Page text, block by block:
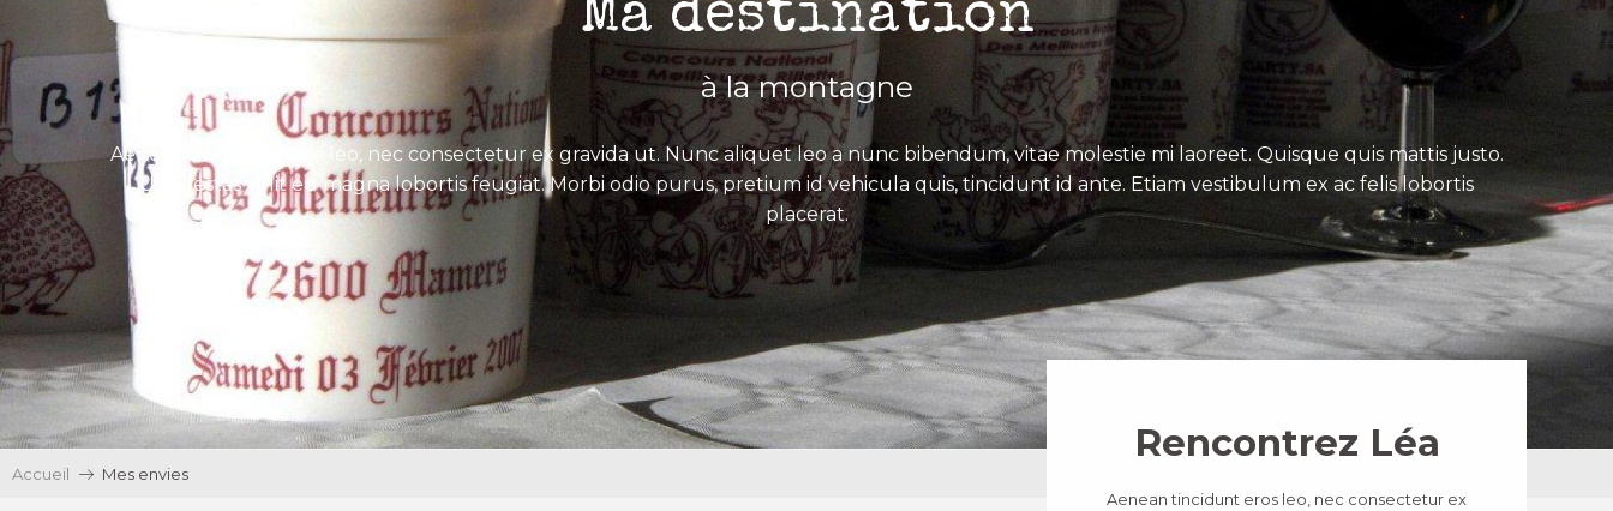
Ma destination
à la montagne
Aenean tincidunt eros leo, nec consectetur ex gravida ut. Nunc aliquet leo a nunc bibendum, vitae molestie mi laoreet. Quisque quis mattis justo.
Ut egestas velit eu magna lobortis feugiat. Morbi odio purus, pretium id vehicula quis, tincidunt id ante. Etiam vestibulum ex ac felis lobortis
placerat.
Accueil Mes envies
Rencontrez Léa
Aenean tincidunt eros leo, nec consectetur ex